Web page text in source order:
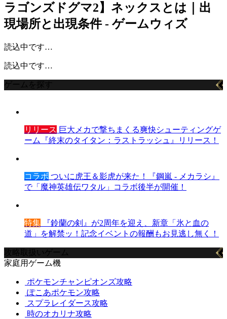
ラゴンズドグマ2】ネックスとは｜出
現場所と出現条件 - ゲームウィズ
読込中です…
読込中です…
ゲームを探す
リリース 巨大メカで撃ちまくる爽快シューティングゲ
ーム『終末のタイタン：ラストラッシュ』リリース！
コラボ ついに虎王＆影虎が来た！『鋼嵐 - メカラシ』
で「魔神英雄伝ワタル」コラボ後半が開催！
特集 『鈴蘭の剣』が2周年を迎え、新章「氷と血の
道」を解禁ッ！記念イベントの報酬もお見逃し無く！
攻略取扱いゲーム
家庭用ゲーム機
ポケモンチャンピオンズ攻略
ぽこあポケモン攻略
スプラレイダース攻略
時のオカリナ攻略